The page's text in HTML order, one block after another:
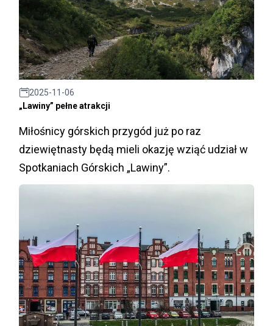
2025-11-06
„Lawiny” pełne atrakcji
Miłośnicy górskich przygód już po raz
dziewiętnasty będą mieli okazję wziąć udział w
Spotkaniach Górskich „Lawiny”.